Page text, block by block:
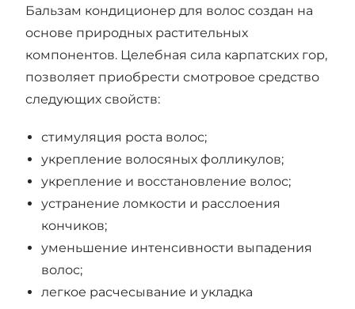
Бальзам кондиционер для волос создан на
основе природных растительных
компонентов. Целебная сила карпатских гор,
позволяет приобрести смотровое средство
следующих свойств:
стимуляция роста волос;
укрепление волосяных фолликулов;
укрепление и восстановление волос;
устранение ломкости и расслоения
кончиков;
уменьшение интенсивности выпадения
волос;
легкое расчесывание и укладка